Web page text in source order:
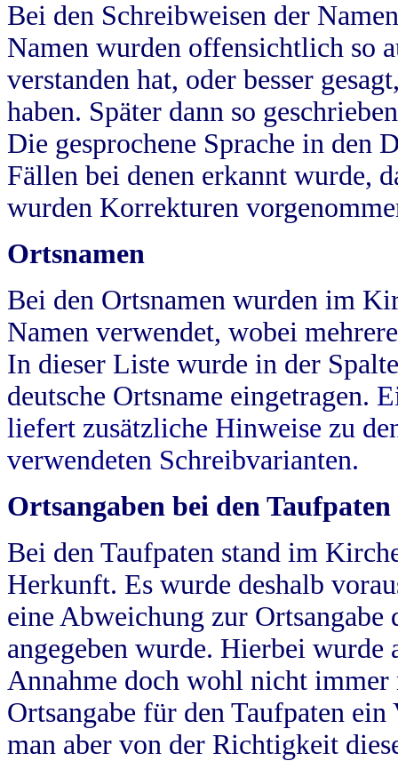
Bei den Schreibweisen der
Namen wurden offensichtlich so
verstanden hat, oder besser
haben. Später dann so
Die gesprochene Sprache in
Fällen bei denen erkannt wurde,
wurden Korrekturen
Ortsnamen
Bei den Ortsnamen wurden im
Namen verwendet, wobei
In dieser Liste wurde in der
deutsche Ortsname eingetragen.
liefert zusätzliche Hinweise zu
verwendeten Schreibvarianten.
Ortsangaben bei den Taufpaten
Bei den Taufpaten stand im
Herkunft. Es wurde deshalb
eine Abweichung zur
angegeben wurde. Hierbei wurde
Annahme doch wohl nicht
Ortsangabe für den Taufpaten
man aber von der Richtigkeit